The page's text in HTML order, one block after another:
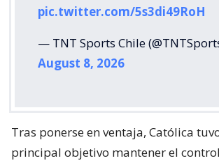
pic.twitter.com/5s3di49RoH
— TNT Sports Chile
August 8, 2026
Tras ponerse en ventaja, Católica
principal objetivo mantener el